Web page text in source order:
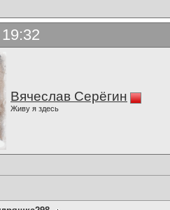
Вячеслав Серёгин
Живу я здесь